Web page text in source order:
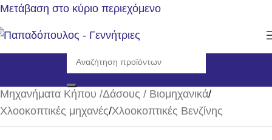
Μετάβαση στο κύριο περιεχόμενο
Αρχική σελίδα/
Μηχανήματα Κήπου /Δάσους / Βιομηχανικά/
Χλοοκοπτικές μηχανές/Χλοοκοπτικές Βενζίνης